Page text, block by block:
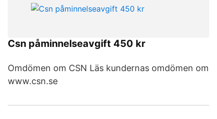
Csn påminnelseavgift 450 kr
Omdömen om CSN Läs kundernas omdömen om
www.csn.se